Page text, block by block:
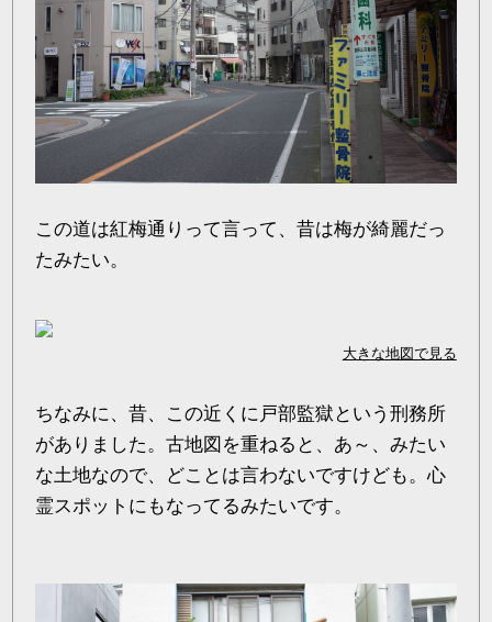
この道は紅梅通りって言って、昔は梅が綺麗だっ
たみたい。
大きな地図で見る
ちなみに、昔、この近くに戸部監獄という刑務所
がありました。古地図を重ねると、あ～、みたい
な土地なので、どことは言わないですけども。心
霊スポットにもなってるみたいです。